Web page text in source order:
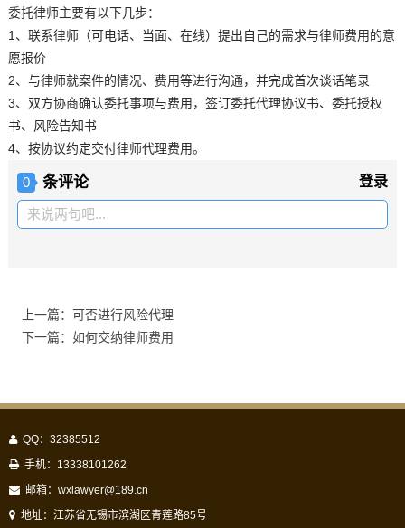
联系律师
委托律师主要有以下几步：
1、联系律师（可电话、当面、在线）提出自己的需求与律师费用的意
愿报价
2、与律师就案件的情况、费用等进行沟通，并完成首次谈话笔录
3、双方协商确认委托事项与费用，签订委托代理协议书、委托授权
书、风险告知书
4、按协议约定交付律师代理费用。
0 条评论 登录
来说两句吧...
上一篇：可否进行风险代理
下一篇：如何交纳律师费用
QQ：32385512
手机：13338101262
邮箱： wxlawyer@189.cn
地址：江苏省无锡市滨湖区青莲路85号